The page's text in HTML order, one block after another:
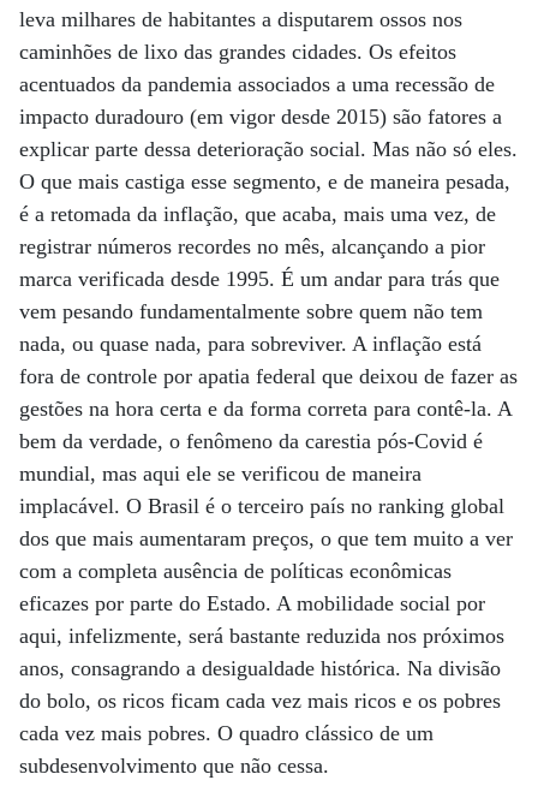
leva milhares de habitantes a disputarem ossos nos
caminhões de lixo das grandes cidades. Os efeitos
acentuados da pandemia associados a uma recessão de
impacto duradouro (em vigor desde 2015) são fatores a
explicar parte dessa deterioração social. Mas não só eles.
O que mais castiga esse segmento, e de maneira pesada,
é a retomada da inflação, que acaba, mais uma vez, de
registrar números recordes no mês, alcançando a pior
marca verificada desde 1995. É um andar para trás que
vem pesando fundamentalmente sobre quem não tem
nada, ou quase nada, para sobreviver. A inflação está
fora de controle por apatia federal que deixou de fazer as
gestões na hora certa e da forma correta para contê-la. A
bem da verdade, o fenômeno da carestia pós-Covid é
mundial, mas aqui ele se verificou de maneira
implacável. O Brasil é o terceiro país no ranking global
dos que mais aumentaram preços, o que tem muito a ver
com a completa ausência de políticas econômicas
eficazes por parte do Estado. A mobilidade social por
aqui, infelizmente, será bastante reduzida nos próximos
anos, consagrando a desigualdade histórica. Na divisão
do bolo, os ricos ficam cada vez mais ricos e os pobres
cada vez mais pobres. O quadro clássico de um
subdesenvolvimento que não cessa.